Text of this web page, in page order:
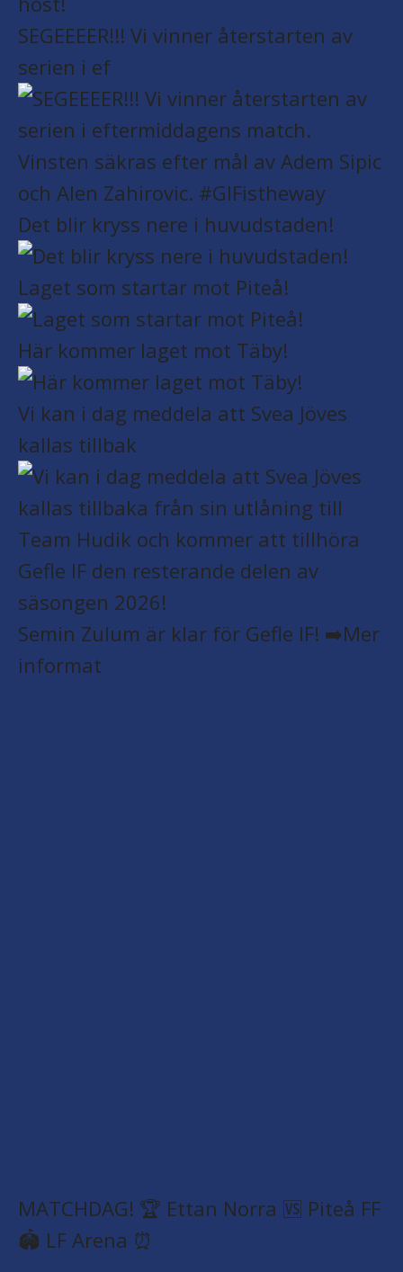
SEGEEEER!!! Vi vinner återstarten av
serien i ef
Det blir kryss nere i huvudstaden!
Laget som startar mot Piteå!
Här kommer laget mot Täby!
Vi kan i dag meddela att Svea Jöves
kallas tillbak
Semin Zulum är klar för Gefle IF! ➡️Mer
informat
MATCHDAG! 🏆 Ettan Norra 🆚 Piteå FF
🏟️ LF Arena ⏰